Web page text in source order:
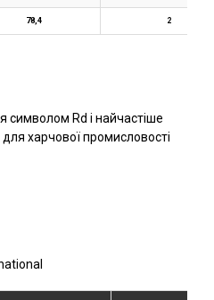
78,4 2
символом Rd і найчастіше
для харчової промисловості